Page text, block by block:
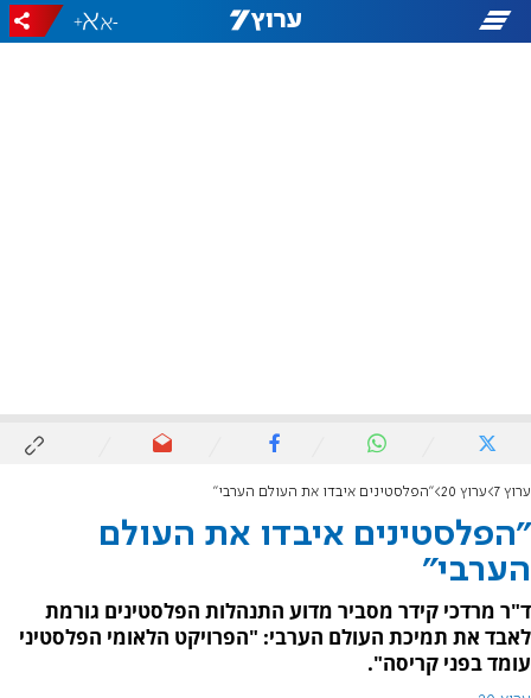
-
+
ערוץ 7 ערוץ 20 "הפלסטינים איבדו את העולם הערבי"
"הפלסטינים איבדו את העולם
הערבי"
ד"ר מרדכי קידר מסביר מדוע התנהלות הפלסטינים גורמת
לאבד את תמיכת העולם הערבי: "הפרויקט הלאומי הפלסטיני
עומד בפני קריסה".